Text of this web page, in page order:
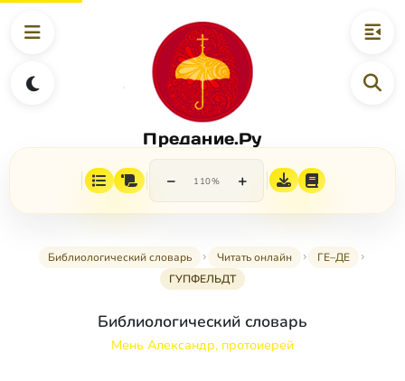
Предание.Ру
− 110% +
Библиологический словарь Читать онлайн
ГЕ–ДЕ
ГУПФЕЛЬДТ
Библиологический словарь
Мень Александр, протоиерей